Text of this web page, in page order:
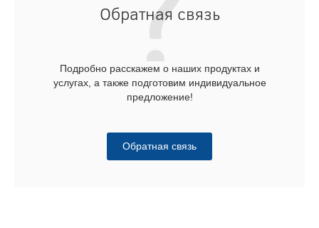
Обратная связь
Подробно расскажем о наших продуктах и
услугах, а также подготовим индивидуальное
предложение!
Обратная связь